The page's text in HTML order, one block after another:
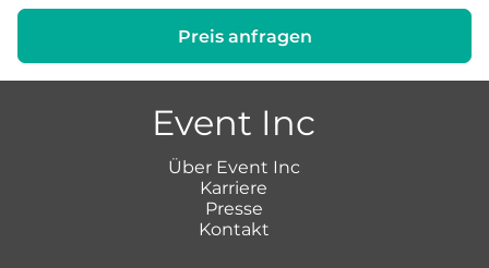
Preis anfragen
Event Inc
Über Event Inc
Karriere
Presse
Kontakt